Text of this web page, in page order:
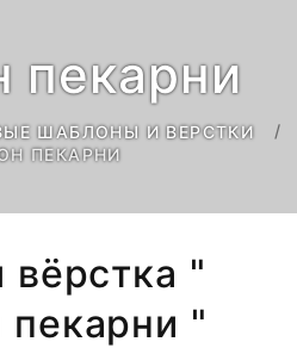
пекарни
ШАБЛОНЫ И ВЕРСТКИ
ПЕКАРНИ
вёрстка "
"